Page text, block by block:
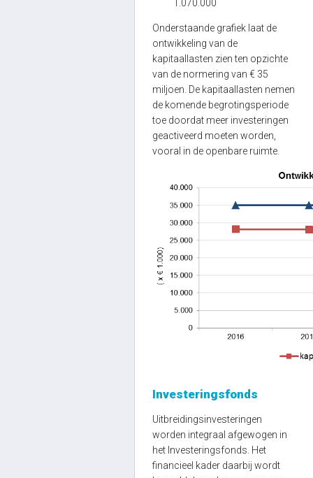
1.070.000
Onderstaande grafiek laat de
ontwikkeling van de
kapitaallasten zien ten opzichte
van de normering van € 35
miljoen. De kapitaallasten nemen
de komende begrotingsperiode
toe doordat meer investeringen
geactiveerd moeten worden,
vooral in de openbare ruimte.
Investeringsfonds
Uitbreidingsinvesteringen
worden integraal afgewogen in
het Investeringsfonds. Het
financieel kader daarbij wordt